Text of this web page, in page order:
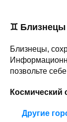
♊ Близнецы
Близнецы,
позвольте
Космический
Другие